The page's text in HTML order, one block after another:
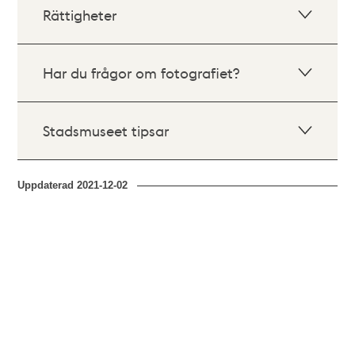
Rättigheter
Har du frågor om fotografiet?
Stadsmuseet tipsar
Uppdaterad2021-12-02